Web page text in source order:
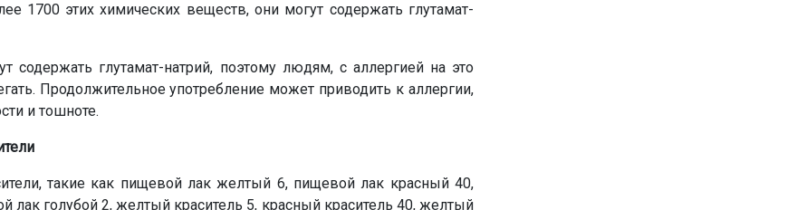
1700 этих химических веществ, они могут содержать глутамат-
содержать глутамат-натрий, поэтому людям, с аллергией на это
Продолжительное употребление может приводить к аллергии,
и тошноте.
такие как пищевой лак желтый 6, пищевой лак красный 40,
голубой 2, желтый краситель 5, красный краситель 40, желтый